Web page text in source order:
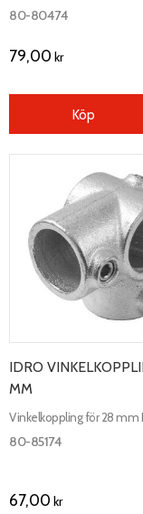
orderformulär vilka längder
80-80474
79,00 kr
Köp
IDRO
MM
Vinkelkoppling för 28 mm
80-85174
67,00 kr